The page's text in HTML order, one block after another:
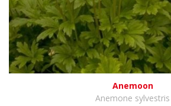
Anemoon
Anemone sylvestris